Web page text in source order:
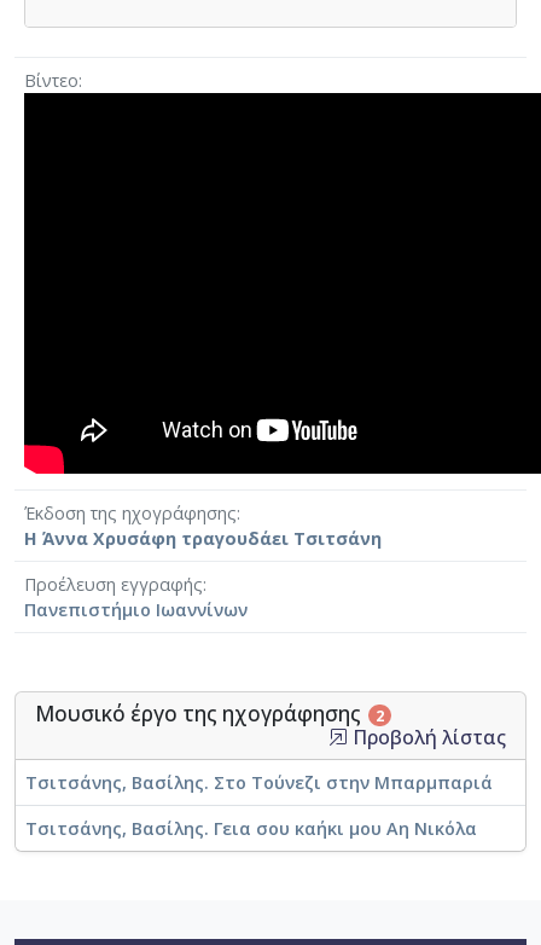
Βίντεο
Έκδοση της ηχογράφησης
Η Άννα Χρυσάφη τραγουδάει Τσιτσάνη
Προέλευση εγγραφής
Πανεπιστήμιο Ιωαννίνων
Μουσικό έργο της ηχογράφησης 2
Προβολή λίστας
Τσιτσάνης, Βασίλης. Στο Τούνεζι στην Μπαρμπαριά
Τσιτσάνης, Βασίλης. Γεια σου καήκι μου Αη Νικόλα